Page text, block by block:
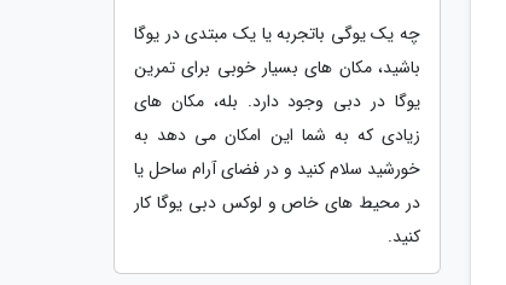
چه یک یوگی باتجربه یا یک مبتدی در یوگا
باشید، مکان های بسیار خوبی برای تمرین
یوگا در دبی وجود دارد. بله، مکان های
زیادی که به شما این امکان می دهد به
خورشید سلام کنید و در فضای آرام ساحل یا
در محیط های خاص و لوکس دبی یوگا کار
کنید.